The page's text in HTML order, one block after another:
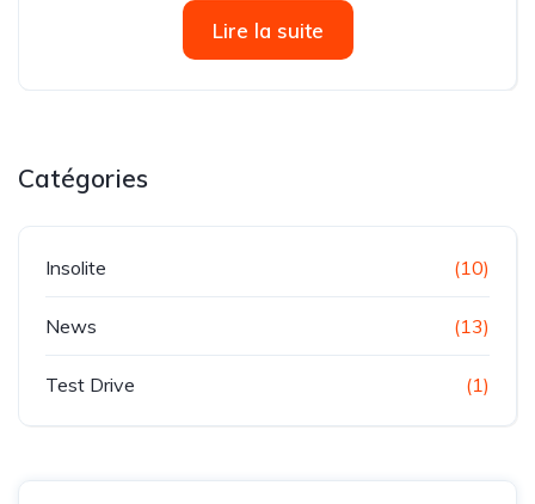
Officiel Confirmé Hyundai a lancé un rappel à l’échelle
Lire la suite
Catégories
Insolite (10)
News (13)
Test Drive (1)